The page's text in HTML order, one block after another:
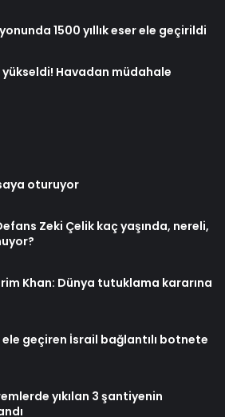
1500 yıllık eser ele geçirildi
yükseldi! Havadan müdahale
oturuyor
Zeki Çelik kaç yaşında, nereli,
Khan: Dünya tutuklama kararına
ele geçiren İsrail bağlantılı botnete
yıkılan 3 şantiyenin